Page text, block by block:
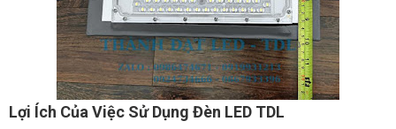
Lợi Ích Của Việc Sử Dụng Đèn LED TDL